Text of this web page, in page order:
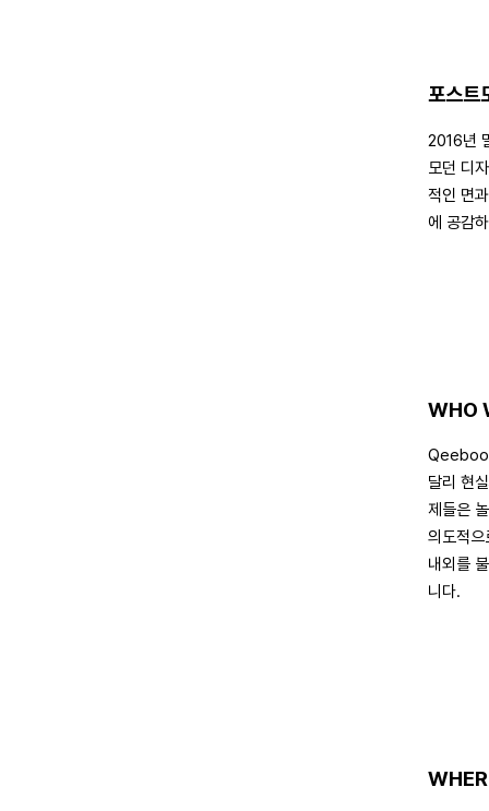
포스트
2016년
모던 디
적인 면
에 공감
WHO
Qeeboo
달리 현
제들은
의도적
내외를
니다.